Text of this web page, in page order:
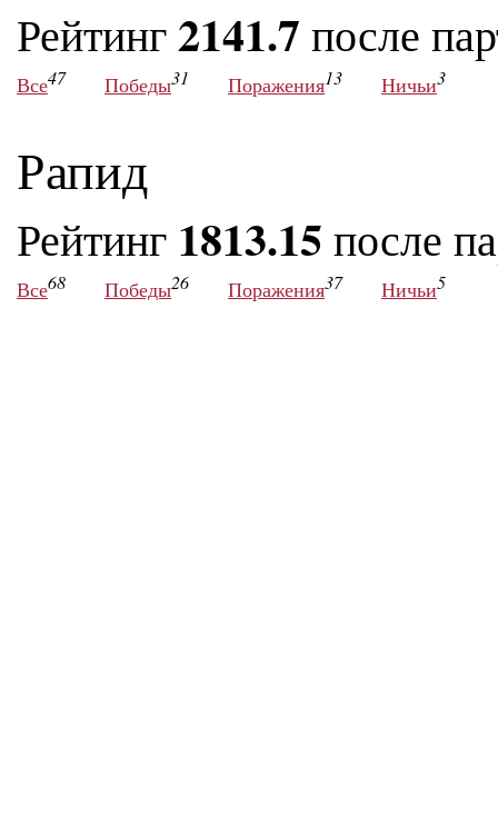
Рейтинг2141.7 после
Все47 Победы31 Поражения13 Ничьи3
Рапид
Рейтинг 1813.15 после
Все68 Победы26 Поражения37 Ничьи5